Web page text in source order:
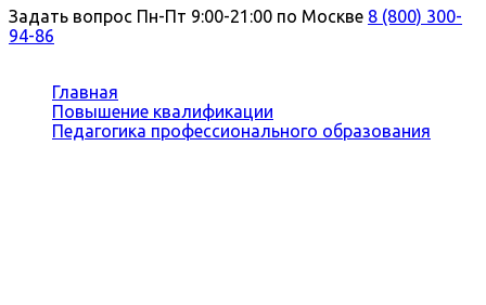
Задать вопрос Пн-Пт 9:00-21:00 по Москве 8 (800) 300-
94-86
Главная
Повышение квалификации
Педагогика профессионального образования